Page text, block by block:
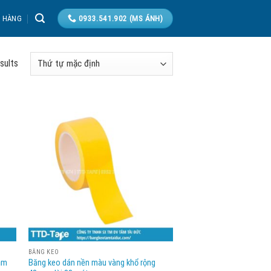
0933.541.902 (MS ÁNH)
BĂNG KEO
Băng keo dán nền màu vàng khổ rộng